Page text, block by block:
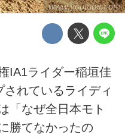
www.youtube.com
IA1ライダー稲垣佳
れているライディ
「なぜ全日本モト
勝てなかったの